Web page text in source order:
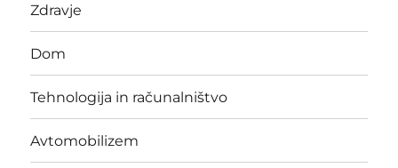
Zdravje
Dom
Tehnologija in računalništvo
Avtomobilizem